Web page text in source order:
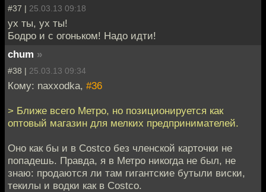
#37 | 25.03.13 09:18
ух ты, ух ты!
Бодро и с огоньком! Надо идти!
chum »
#38 | 25.03.13 09:34
Кому: naxxodka, #36
> Ближе всего Метро, но позиционируется как
оптовый магазин для мелких предпринимателей.
Оно как бы и в Costco без членской карточки не
попадешь. Правда, я в Метро никогда не был, не
знаю: продаются ли там гигантские бутыли виски,
текилы и водки как в Costco.